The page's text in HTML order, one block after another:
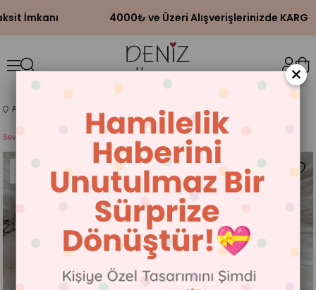
İmkanı 4000₺ ve Üzeri Alışverişlerinizde KARGO
Anasayfa SEVGİLİLER GÜNÜ
Sevgililer Günün Kutlu Olsun Babam
×